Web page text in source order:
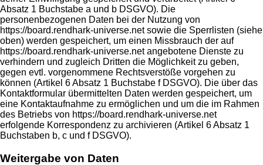
Absatz 1 Buchstabe a und b DSGVO). Die
personenbezogenen Daten bei der Nutzung von
https://board.rendhark-universe.net sowie die Sperrlisten (siehe
oben) werden gespeichert, um einen Missbrauch der auf
https://board.rendhark-universe.net angebotene Dienste zu
verhindern und zugleich Dritten die Möglichkeit zu geben,
gegen evtl. vorgenommene Rechtsverstöße vorgehen zu
können (Artikel 6 Absatz 1 Buchstabe f DSGVO). Die über das
Kontaktformular übermittelten Daten werden gespeichert, um
eine Kontaktaufnahme zu ermöglichen und um die im Rahmen
des Betriebs von https://board.rendhark-universe.net
erfolgende Korrespondenz zu archivieren (Artikel 6 Absatz 1
Buchstaben b, c und f DSGVO).
Weitergabe von Daten